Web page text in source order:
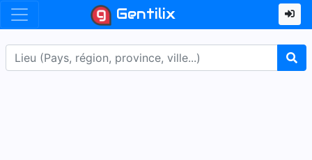
Gentilix